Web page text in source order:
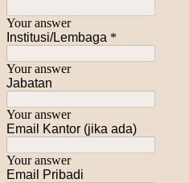
Your answer
Institusi/Lembaga *
Your answer
Jabatan
Your answer
Email Kantor (jika ada)
Your answer
Email Pribadi